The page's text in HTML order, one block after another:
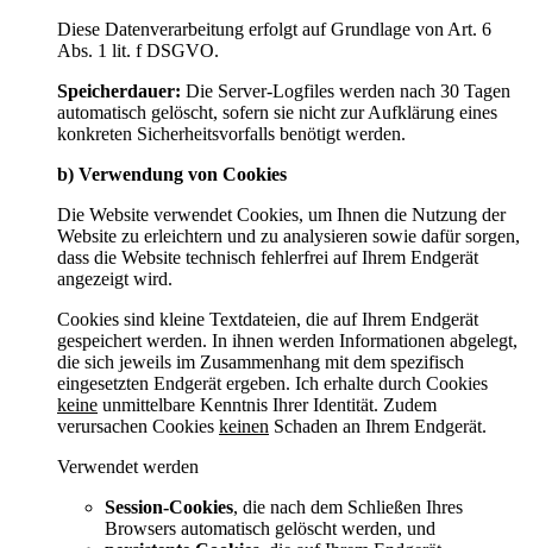
Diese Datenverarbeitung erfolgt auf Grundlage von Art. 6
Abs. 1 lit. f DSGVO.
Speicherdauer: Die Server-Logfiles werden nach 30 Tagen
automatisch gelöscht, sofern sie nicht zur Aufklärung eines
konkreten Sicherheitsvorfalls benötigt werden.
b) Verwendung von Cookies
Die Website verwendet Cookies, um Ihnen die Nutzung der
Website zu erleichtern und zu analysieren sowie dafür sorgen,
dass die Website technisch fehlerfrei auf Ihrem Endgerät
angezeigt wird.
Cookies sind kleine Textdateien, die auf Ihrem Endgerät
gespeichert werden. In ihnen werden Informationen abgelegt,
die sich jeweils im Zusammenhang mit dem spezifisch
eingesetzten Endgerät ergeben. Ich erhalte durch Cookies
keine unmittelbare Kenntnis Ihrer Identität. Zudem
verursachen Cookies keinen Schaden an Ihrem Endgerät.
Verwendet werden
Session-Cookies, die nach dem Schließen Ihres
Browsers automatisch gelöscht werden, und